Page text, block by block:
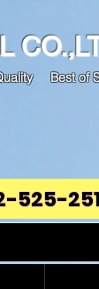
Best of
525-